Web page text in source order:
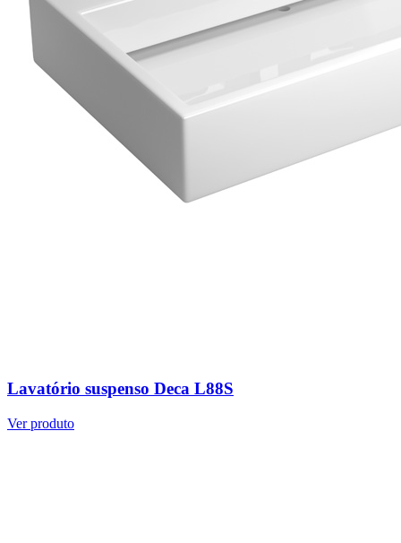
Lavatório suspenso Deca L88S
Ver produto